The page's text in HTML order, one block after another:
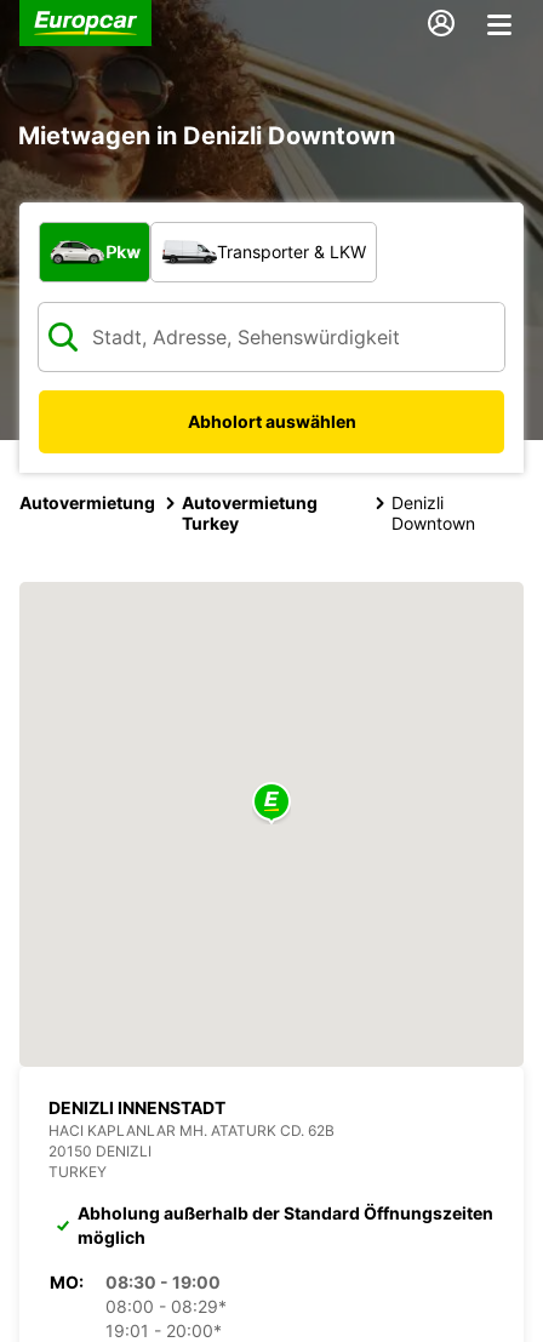
Mietwagen in Denizli Downtown
Welche Art von Fahrzeug?
Pkw Transporter & LKW
Abholort auswählen
Autovermietung
Autovermietung
Turkey
Denizli
Downtown
DENIZLI INNENSTADT
HACI KAPLANLAR MH. ATATURK CD. 62B
20150 DENIZLI
TURKEY
Abholung außerhalb der Standard Öffnungszeiten
möglich
MO:
08:30 - 19:00
08:00 - 08:29*
19:01 - 20:00*